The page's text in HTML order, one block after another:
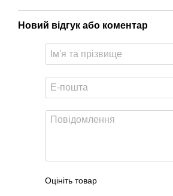
Новий відгук або коментар
Оцініть товар